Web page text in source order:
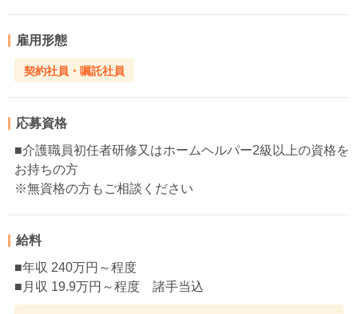
雇用形態
契約社員・嘱託社員
応募資格
■介護職員初任者研修又はホームヘルパー2級以上の資格を
お持ちの方
※無資格の方もご相談ください
給料
■年収 240万円～程度
■月収 19.9万円～程度 諸手当込